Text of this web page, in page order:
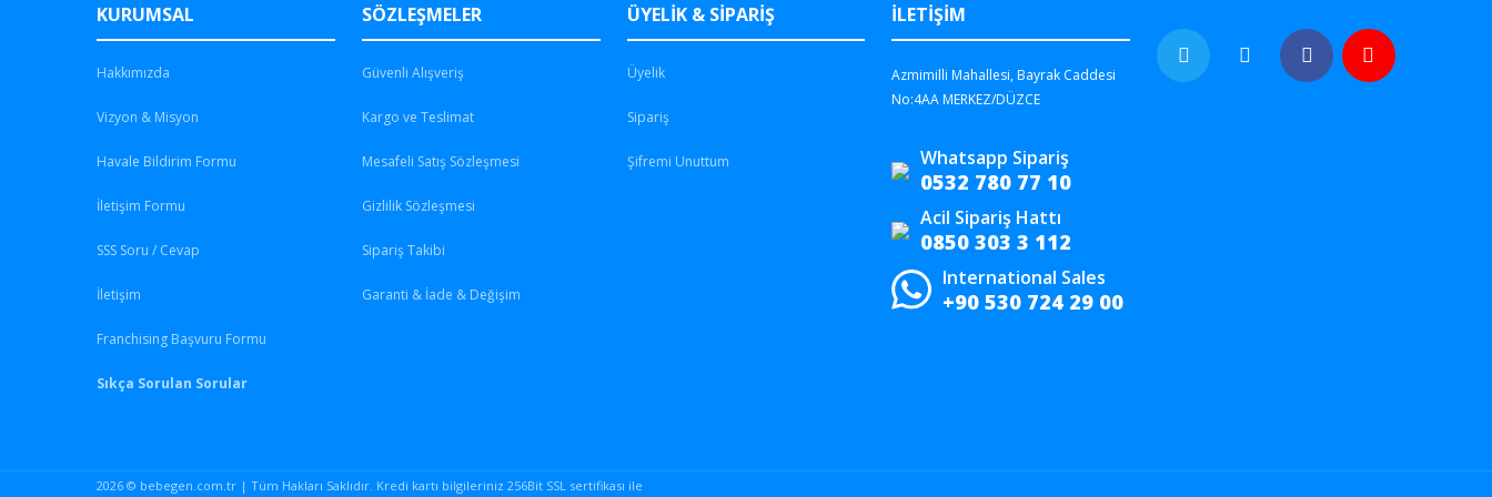
KURUMSAL
Hakkımızda
Vizyon & Misyon
Havale Bildirim Formu
İletişim Formu
SSS Soru / Cevap
İletişim
Franchising Başvuru Formu
Sıkça Sorulan Sorular
SÖZLEŞMELER
Güvenli Alışveriş
Kargo ve Teslimat
Mesafeli Satış Sözleşmesi
Gizlilik Sözleşmesi
Sipariş Takibi
Garanti & İade & Değişim
ÜYELİK & SİPARİŞ
Üyelik
Sipariş
Şifremi Unuttum
İLETİŞİM
Azmimilli Mahallesi, Bayrak Caddesi
No:4AA MERKEZ/DÜZCE
Whatsapp Sipariş
0532 780 77 10
Acil Sipariş Hattı
0850 303 3 112
International Sales
+90 530 724 29 00
2026 © bebegen.com.tr | Tüm Hakları Saklıdır. Kredi kartı bilgileriniz 256Bit SSL sertifikası ile